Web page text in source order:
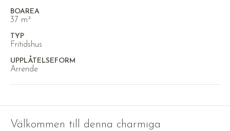
BOAREA
37 m²
TYP
Fritidshus
UPPLÅTELSEFORM
Arrende
Välkommen till denna charmiga